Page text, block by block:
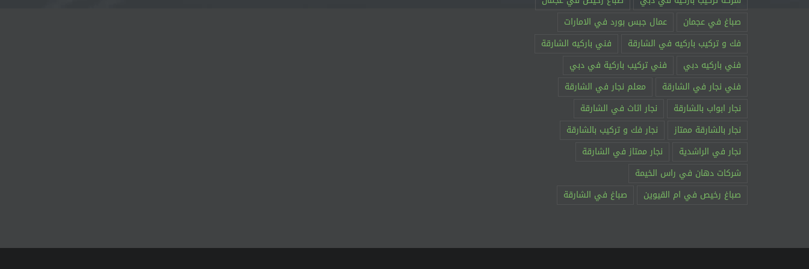
صباغ في عجمان
عمال جبس بورد في الامارات
فك و تركيب باركيه في الشارقة
فني باركيه الشارقة
فني باركيه دبي
فني تركيب باركية في دبي
فني نجار في الشارقة
معلم نجار في الشارقة
نجار ابواب بالشارقة
نجار اثاث في الشارقة
نجار بالشارقة ممتاز
نجار فك و تركيب بالشارقة
نجار في الراشدية
نجار ممتاز في الشارقة